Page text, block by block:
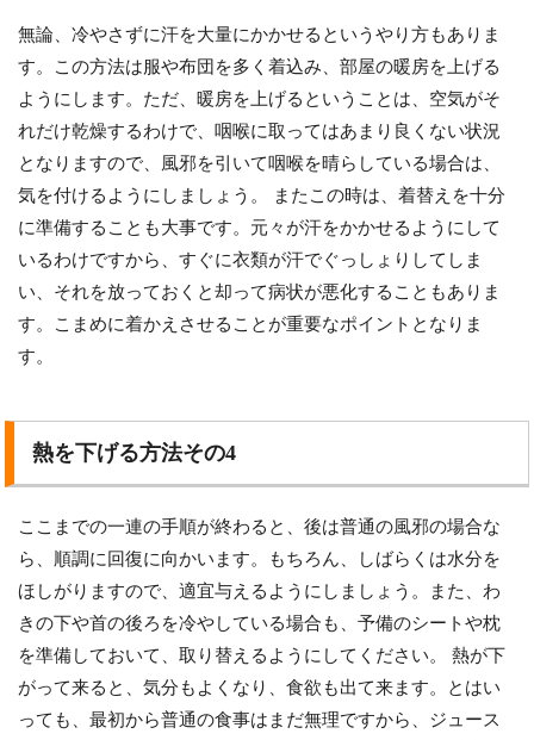
無論、冷やさずに汗を大量にかかせるというやり方もありま
す。この方法は服や布団を多く着込み、部屋の暖房を上げる
ようにします。ただ、暖房を上げるということは、空気がそ
れだけ乾燥するわけで、咽喉に取ってはあまり良くない状況
となりますので、風邪を引いて咽喉を晴らしている場合は、
気を付けるようにしましょう。 またこの時は、着替えを十分
に準備することも大事です。元々が汗をかかせるようにして
いるわけですから、すぐに衣類が汗でぐっしょりしてしま
い、それを放っておくと却って病状が悪化することもありま
す。こまめに着かえさせることが重要なポイントとなりま
す。
熱を下げる方法その4
ここまでの一連の手順が終わると、後は普通の風邪の場合な
ら、順調に回復に向かいます。もちろん、しばらくは水分を
ほしがりますので、適宜与えるようにしましょう。また、わ
きの下や首の後ろを冷やしている場合も、予備のシートや枕
を準備しておいて、取り替えるようにしてください。 熱が下
がって来ると、気分もよくなり、食欲も出て来ます。とはい
っても、最初から普通の食事はまだ無理ですから、ジュース